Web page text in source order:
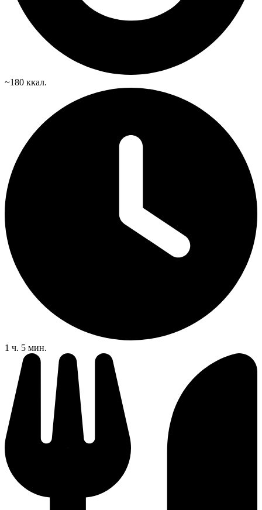
~180 ккал.
1 ч. 5 мин.